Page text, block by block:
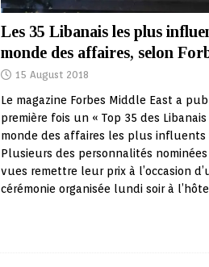
Les 35 Libanais les plus
monde des affaires, selon
15 August 2018
Le magazine Forbes Middle East a
première fois un « Top 35 des
monde des affaires les plus influents
Plusieurs des personnalités
vues remettre leur prix à l’occasion
cérémonie organisée lundi soir à